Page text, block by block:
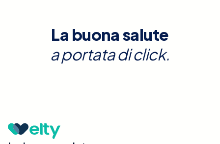
La buona salute
a portata di click.